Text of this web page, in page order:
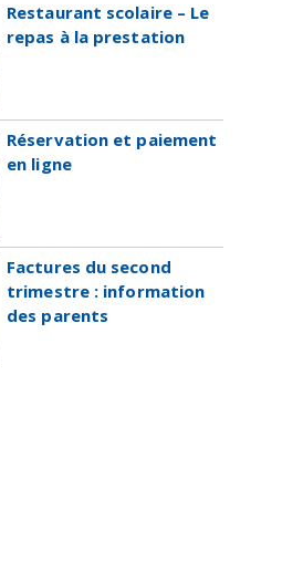
Restaurant scolaire – Le
repas à la prestation
Réservation et paiement
en ligne
Factures du second
trimestre : information
des parents